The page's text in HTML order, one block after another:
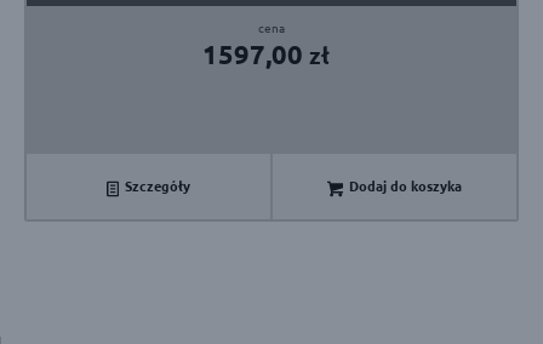
1597,00 zł
Dodaj do koszyka
Szczegóły